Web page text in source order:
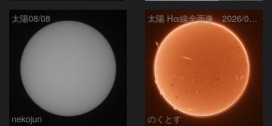
太陽08/08
nekojun
太陽 Hα線全面像 2026/08/08
のくとす